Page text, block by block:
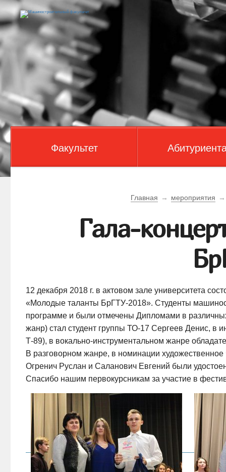
Факультет
Главная → мероприятия →
Гала-
12 декабря 2018 г. в актовом зале университета
«Молодые таланты БрГТУ-2018». Студенты
программе и были отмечены Дипломами в
жанр) стал студент группы ТО-17 Сергеев Денис, в
Т-89), в вокально-инструментальном жанре
В разговорном жанре, в номинации художественное
Огренич Руслан и Саланович Евгений были
Спасибо нашим первокурсникам за участие в